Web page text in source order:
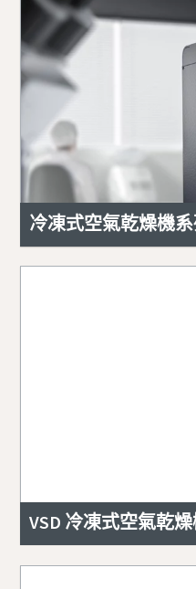
冷凍式空氣乾燥機系
VSD 冷凍式空氣乾